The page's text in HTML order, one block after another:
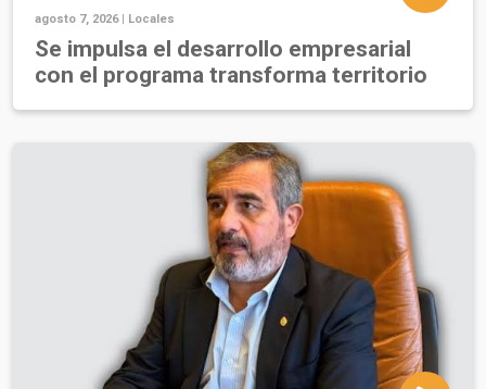
agosto 7, 2026 | Locales
Se impulsa el desarrollo empresarial
con el programa transforma territorio